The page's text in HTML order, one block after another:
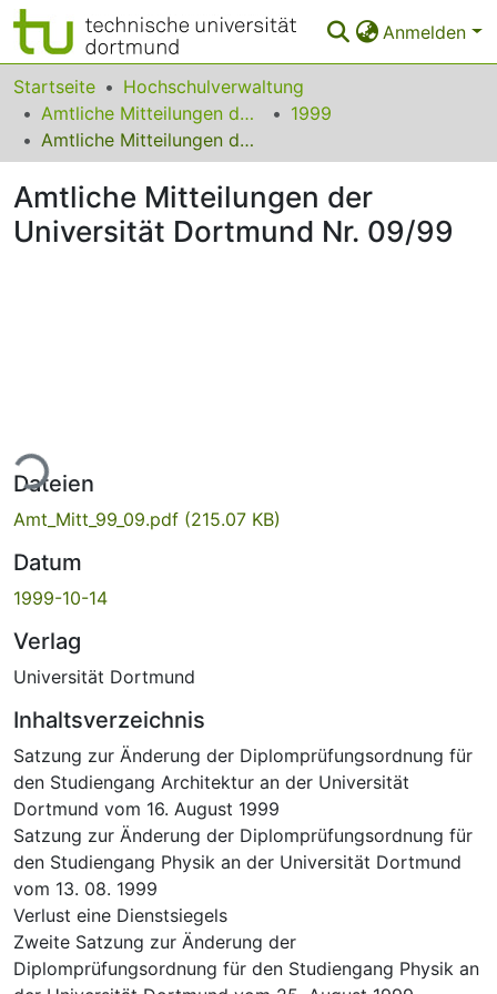
Anmelden
Bereiche & Sammlungen
Das gesamte Repositorium
FAQ
Startseite
Hochschulverwaltung
Amtliche Mitteilungen der Technischen Universität Dortmund
1999
Amtliche Mitteilungen der Universität Dortmund Nr. 09/99
Amtliche Mitteilungen der
Universität Dortmund Nr. 09/99
Dateien
Amt_Mitt_99_09.pdf (215.07 KB)
Datum
1999-10-14
Verlag
Universität Dortmund
Inhaltsverzeichnis
Satzung zur Änderung der Diplomprüfungsordnung für
den Studiengang Architektur an der Universität
Dortmund vom 16. August 1999
Satzung zur Änderung der Diplomprüfungsordnung für
den Studiengang Physik an der Universität Dortmund
vom 13. 08. 1999
Verlust eine Dienstsiegels
Zweite Satzung zur Änderung der
Diplomprüfungsordnung für den Studiengang Physik an